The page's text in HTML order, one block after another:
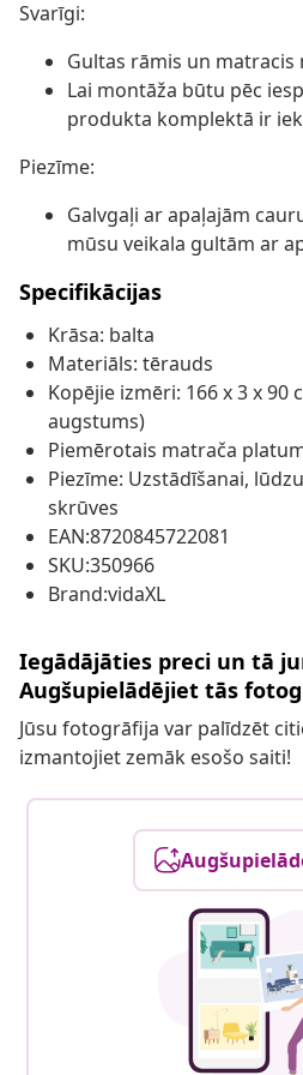
Svarīgi:
Gultas rāmis un
Lai montāža būtu pēc
produkta komplektā ir
Piezīme:
Galvgaļi ar apaļajām
mūsu veikala gultām ar
Specifikācijas
Krāsa: balta
Materiāls: tērauds
Kopējie izmēri: 166 x 3 x 90
augstums)
Piemērotais matrača
Piezīme: Uzstādīšanai,
skrūves
EAN:8720845722081
SKU:350966
Brand:vidaXL
Iegādājāties preci un tā
Augšupielādējiet tās
Jūsu fotogrāfija var palīdzēt
izmantojiet zemāk esošo saiti!